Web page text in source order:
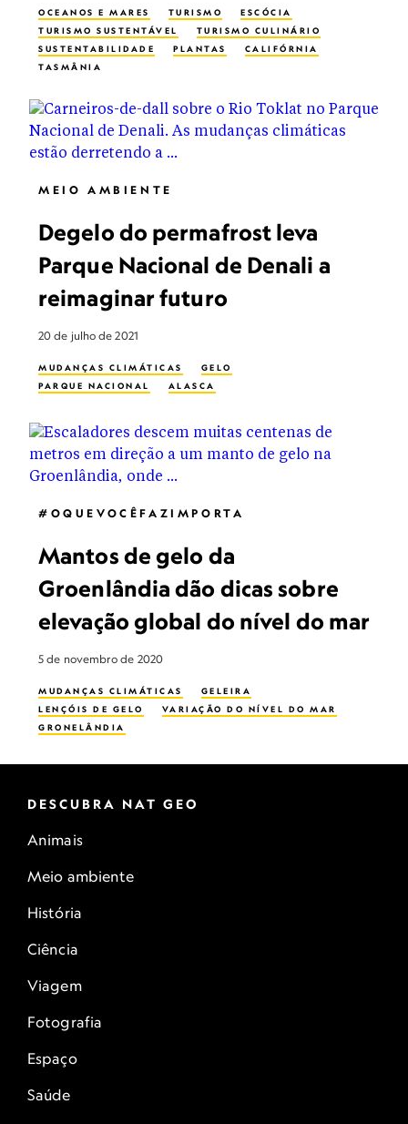
OCEANOS E MARES TURISMO
ESCÓCIA
TURISMO SUSTENTÁVEL
TURISMO CULINÁRIO
SUSTENTABILIDADE
PLANTAS
CALIFÓRNIA
TASMÂNIA
MEIO AMBIENTE
Degelo do permafrost leva
Parque Nacional de Denali a
reimaginar futuro
20 de julho de 2021
MUDANÇAS CLIMÁTICAS
GELO
PARQUE NACIONAL
ALASCA
#OQUEVOCÊFAZIMPORTA
Mantos de gelo da
Groenlândia dão dicas sobre
elevação global do nível do mar
5 de novembro de 2020
MUDANÇAS CLIMÁTICAS
GELEIRA
LENÇÓIS DE GELO
VARIAÇÃO DO NÍVEL DO MAR
GRONELÂNDIA
DESCUBRA NAT GEO
Animais
Meio ambiente
História
Ciência
Viagem
Fotografia
Espaço
Saúde